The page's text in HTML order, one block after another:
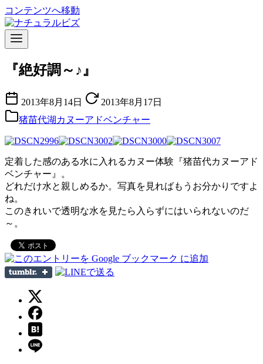
コンテンツへ移動
『絶好調～♪』
2013年8月14日
2013年8月17日
猪苗代湖カヌーアドベンチャー
定着した感のある水に入れるカヌー体験『猪苗代カヌーアド
ベンチャー』。
どれだけ水と親しめるか。写真を見ればもうお分かりですよ
ね。
このきれいで透明な水を見たら入らずにはいられないのだ
～。